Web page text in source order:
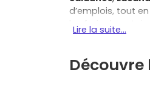
d’emplois, tout
les frais de
taxe foncière
achèvement,
travaux
Lire la suite...
Découvre